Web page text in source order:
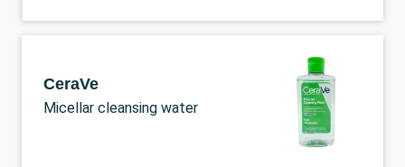
CeraVe
Micellar cleansing water